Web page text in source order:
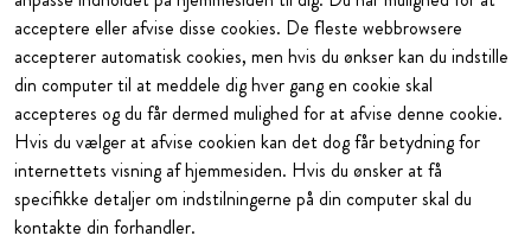
acceptere eller afvise disse cookies. De fleste webbrowsere
accepterer automatisk cookies, men hvis du ønkser kan du indstille
din computer til at meddele dig hver gang en cookie skal
accepteres og du får dermed mulighed for at afvise denne cookie.
Hvis du vælger at afvise cookien kan det dog får betydning for
internettets visning af hjemmesiden. Hvis du ønsker at få
specifikke detaljer om indstilningerne på din computer skal du
kontakte din forhandler.